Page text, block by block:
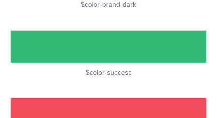
$color-brand-dark
$color-success